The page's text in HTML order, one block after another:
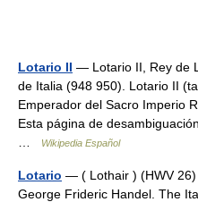
Lotario II — Lotario II, Rey de
de Italia (948 950). Lotario II
Emperador del Sacro Imperio
Esta página de
Wikipedia Español
Lotario — ( Lothair ) (HWV
George Frideric Handel. The